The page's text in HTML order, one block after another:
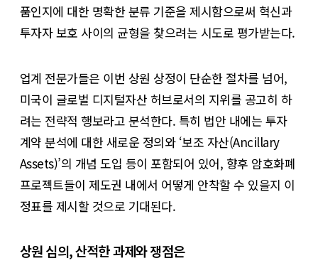
품인지에 대한 명확한 분류 기준을 제시함으로써 혁신과
투자자 보호 사이의 균형을 찾으려는 시도로 평가받는다.
업계 전문가들은 이번 상원 상정이 단순한 절차를 넘어,
미국이 글로벌 디지털자산 허브로서의 지위를 공고히 하
려는 전략적 행보라고 분석한다. 특히 법안 내에는 투자
계약 분석에 대한 새로운 정의와 ‘보조 자산(Ancillary
Assets)’의 개념 도입 등이 포함되어 있어, 향후 암호화폐
프로젝트들이 제도권 내에서 어떻게 안착할 수 있을지 이
정표를 제시할 것으로 기대된다.
상원 심의, 산적한 과제와 쟁점은